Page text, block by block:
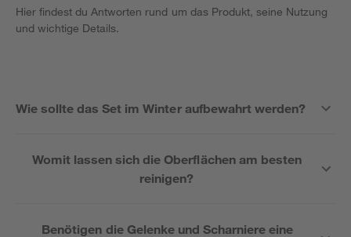
Hier findest du Antworten rund um das Produkt, seine Nutzung
und wichtige Details.
Wie sollte das Set im Winter aufbewahrt werden?
Womit lassen sich die Oberflächen am besten
reinigen?
Benötigen die Gelenke und Scharniere eine